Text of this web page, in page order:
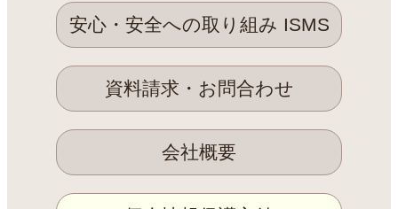
安心・安全への取り組み ISMS
資料請求・お問合わせ
会社概要